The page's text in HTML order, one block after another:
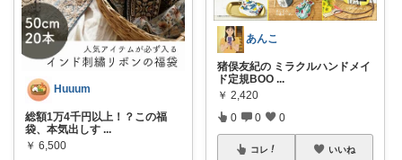
Huuum
総額1万4千円以上！？この福
袋、本気出しす ...
￥ 6,500
あんこ
猪俣友紀の ミラクルハンドメイ
ド定規BOO ...
￥ 2,420
0 0 0
コレ いいね